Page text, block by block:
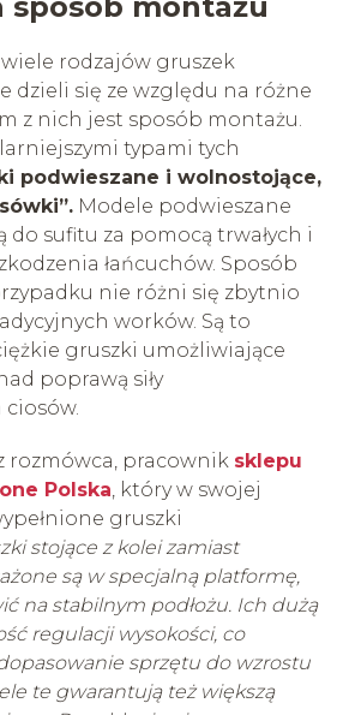
rodzajów gruszek
dzieli się ze względu na różne
z nich jest sposób montażu.
typami tych
podwieszane i wolnostojące,
Modele podwieszane
do sufitu za pomocą trwałych i
łańcuchów. Sposób
nie różni się zbytnio
worków. Są to
gruszki umożliwiające
poprawą siły
rozmówca, pracownik sklepu
Polska , który w swojej
gruszki
stojące z kolei zamiast
są w specjalną platformę,
na stabilnym podłożu. Ich dużą
regulacji wysokości, co
sprzętu do wzrostu
te gwarantują też większą